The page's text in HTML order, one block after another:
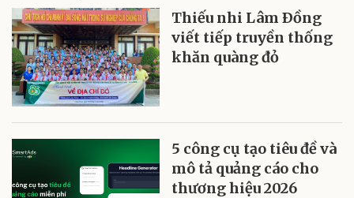
Thiếu nhi Lâm Ðồng
viết tiếp truyền thống
khăn quàng đỏ
5 công cụ tạo tiêu đề và
mô tả quảng cáo cho
thương hiệu 2026